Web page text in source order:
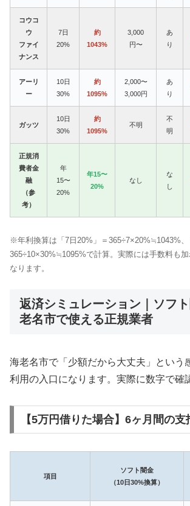
コウコ
ウ
ファイ
ナンス
7日
20%
約
1043%
3,000
円〜
あ
り
アーリ
ー
10日
30%
約
1095%
2,000〜
3,000円
あ
り
ガッツ
10日
30%
約
1095%
不明
不
明
正規消
費者金
融
（参
考）
年
15〜
20%
年15〜
20%
なし
な
し
※年利換算は「7日20%」＝365÷7×20%≒1043%、
365÷10×30%≒1095%で計算。実際には手数料も加
なります。
返済シミュレーション｜ソフ
老名市で使える正規業者
海老名市で「少額だから大丈夫」という
利用の入口になります。実際に数字で確
【5万円借りた場合】6ヶ月間の支
項目
ソフト闇金
（10日30%換算）